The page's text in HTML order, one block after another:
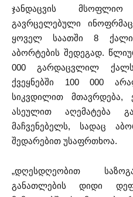
ჯანდაცვის
გავრცელებული
ყოველ საათში 8
აბორტების შედეგად.
000 გარდაცვლილ
ქვეყნებში 100 000
სიკვდილით მთავრდება,
ასეულით აღემატება
მაჩვენებელს, სადაც
შედარებით უსაფრთხოა.
„დღესდღეობით
განათლების დიდი